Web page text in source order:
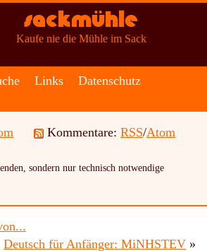
Sackmühle
Kaufe nie die Mühle im Sack
Links
Datenschutz
Kommentare: RSS/Atom
sondern nur technisch notwendige
Deutsch für Anfänger: MiNHSTEV »